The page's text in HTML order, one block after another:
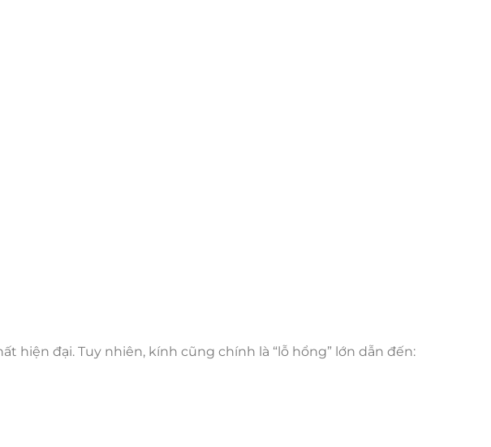
hiện đại. Tuy nhiên, kính cũng chính là “lỗ hổng” lớn dẫn đến: